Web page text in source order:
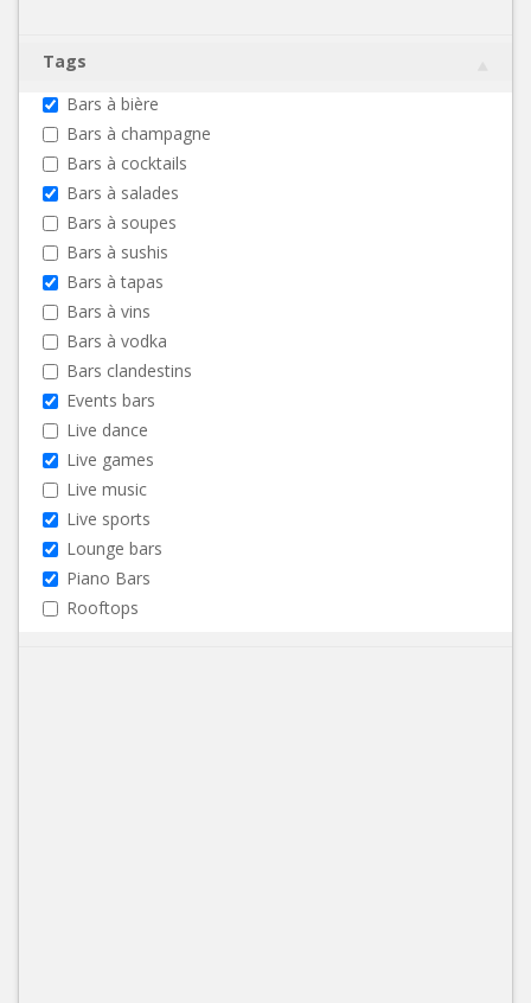
Tags
Bars à bière
Bars à champagne
Bars à cocktails
Bars à salades
Bars à soupes
Bars à sushis
Bars à tapas
Bars à vins
Bars à vodka
Bars clandestins
Events bars
Live dance
Live games
Live music
Live sports
Lounge bars
Piano Bars
Rooftops